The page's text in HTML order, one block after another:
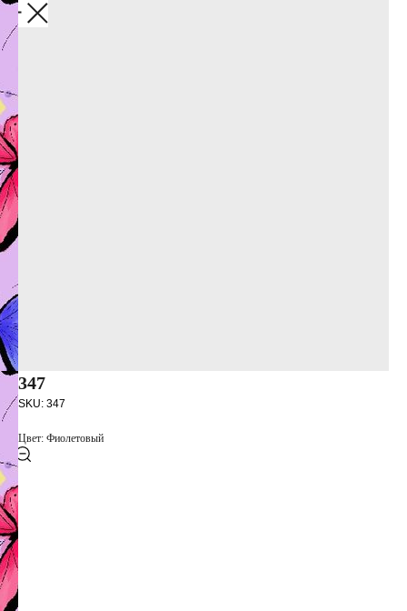
Закрыть
347
SKU: 347
Цвет: Фиолетовый